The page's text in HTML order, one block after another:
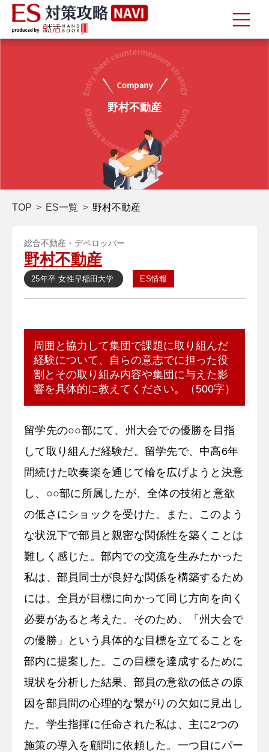
野村不動産
TOP ES一覧 野村不動産
総合不動産・デベロッパー
野村不動産
25年卒 女性早稲田大学 ES情報
周囲と協力して集団で課題に取り組んだ
経験について、自らの意志でに担った役
割とその取り組み内容や集団に与えた影
響を具体的に教えてください。（500字）
留学先の○○部にて、州大会での優勝を目指
して取り組んだ経験だ。留学先で、中高6年
間続けた吹奏楽を通じて輪を広げようと決意
し、○○部に所属したが、全体の技術と意欲
の低さにショックを受けた。また、このよう
な状況下で部員と親密な関係性を築くことは
難しく感じた。部内での交流を生みたかった
私は、部員同士が良好な関係を構築するため
には、全員が目標に向かって同じ方向を向く
必要があると考えた。そのため、「州大会で
の優勝」という具体的な目標を立てることを
部内に提案した。この目標を達成するために
現状を分析した結果、部員の意欲の低さの原
因を部員間の心理的な繋がりの欠如に見出し
た。学生指揮に任命された私は、主に2つの
施策の導入を顧問に依頼した。一つ目にパー